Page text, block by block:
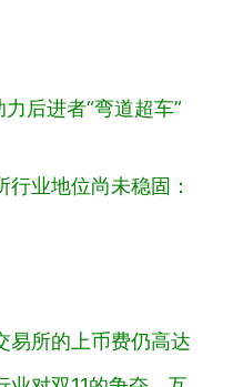
后进者“弯道超车”
业地位尚未稳固：
易所的上币费仍高达